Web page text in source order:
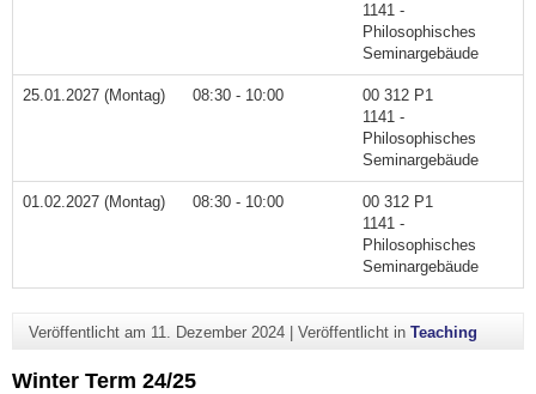
1141 -
Philosophisches
Seminargebäude
25.01.2027 (Montag) 08:30 - 10:00
00 312 P1
1141 -
Philosophisches
Seminargebäude
01.02.2027 (Montag) 08:30 - 10:00
00 312 P1
1141 -
Philosophisches
Seminargebäude
Veröffentlicht am 11. Dezember 2024| Veröffentlicht in Teaching
Winter Term 24/25